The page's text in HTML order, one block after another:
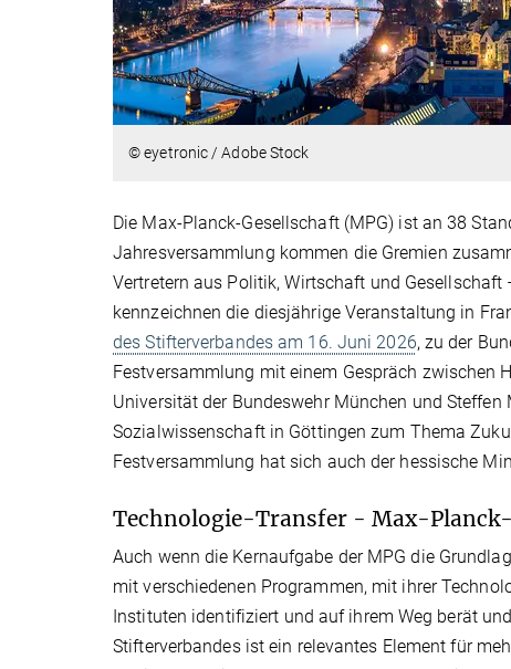
© eyetronic / Adobe Stock
Die Max-Planck-Gesellschaft (MPG) ist an 38
Jahresversammlung kommen die Gremien
Vertretern aus Politik, Wirtschaft und
kennzeichnen die diesjährige Veranstaltung in
des Stifterverbandes am 16. Juni 2026, zu der
Festversammlung mit einem Gespräch zwischen
Universität der Bundeswehr München und
Sozialwissenschaft in Göttingen zum Thema
Festversammlung hat sich auch der hessische
Technologie-Transfer - Max-
Auch wenn die Kernaufgabe der MPG die
mit verschiedenen Programmen, mit ihrer
Instituten identifiziert und auf ihrem Weg berät
Stifterverbandes ist ein relevantes Element für